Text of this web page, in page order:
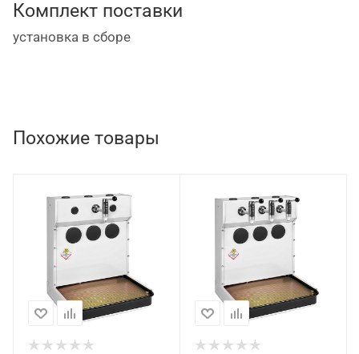
Комплект поставки
установка в сборе
Похожие товары